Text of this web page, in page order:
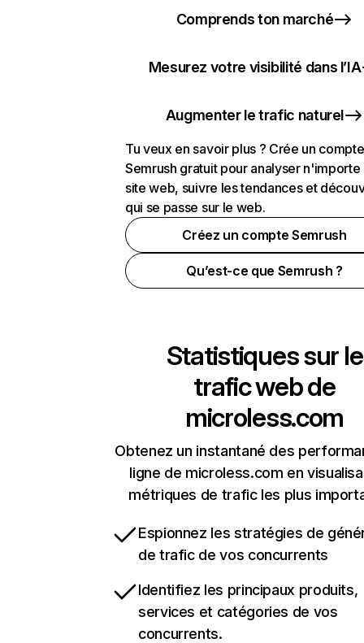
Comprends ton marché
Mesurez votre visibilité dans l’IA
Augmenter le trafic naturel
Tu veux en savoir plus ? Crée un compte
Semrush gratuit pour analyser n'importe
site web, suivre les tendances et
qui se passe sur le web.
Créez un compte Semrush
Qu’est-ce que Semrush ?
Statistiques sur le
trafic web de
microless.com
Obtenez un instantané des
ligne de microless.com en
métriques de trafic les plus
Espionnez les stratégies de
de trafic de vos concurrents
Identifiez les principaux produits,
services et catégories de vos
concurrents.